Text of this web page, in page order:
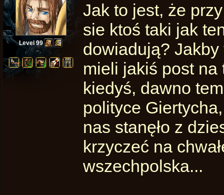
Level 99
Jak to jest, że
sie ktoś taki jak
dowiadują? Jakby
mieli jakiś post
kiedyś, dawno
polityce
nas stanęło z
krzyczeć na
wszechpolska...